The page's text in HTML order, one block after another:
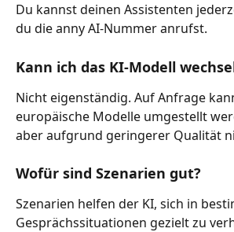
Du kannst deinen Assistenten
du die anny AI-Nummer anrufst.
Kann ich das KI-Modell
Nicht eigenständig. Auf Anfrage
europäische Modelle umgestellt
aber aufgrund geringerer Qualität
Wofür sind Szenarien gut?
Szenarien helfen der KI, sich in
Gesprächssituationen gezielt zu